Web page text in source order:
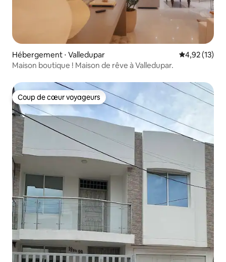
Hébergement ⋅ Valledupar Évaluation
4,92 (13)
Maison boutique ! Maison de rêve à Valledupar.
Coup de cœur voyageurs
Coup de cœur voyageurs